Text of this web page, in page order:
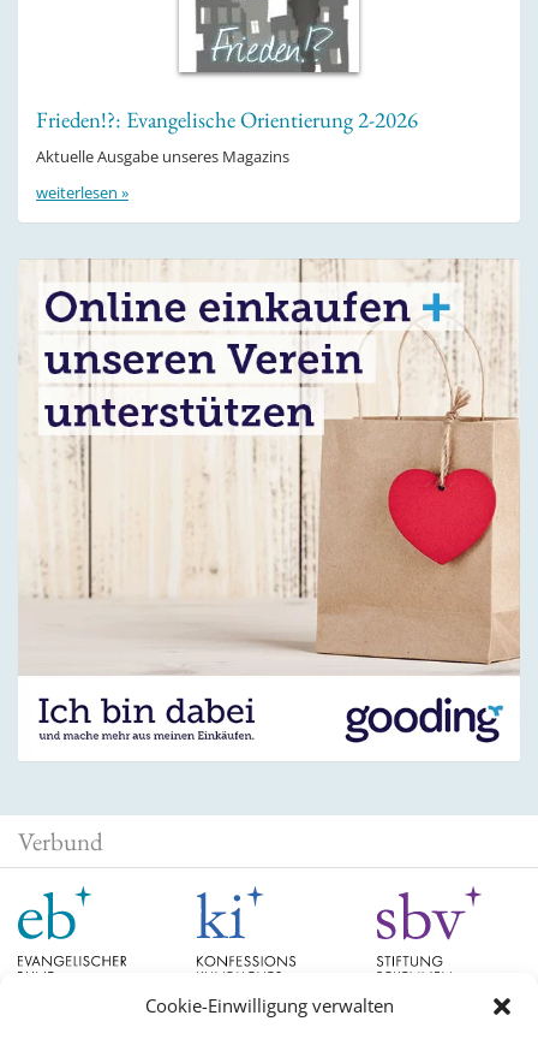
Cookie-Einwilligung verwalten
Frieden!?: Evangelische Orientierung 2-2026
Aktuelle Ausgabe unseres Magazins
weiterlesen »
Verbund